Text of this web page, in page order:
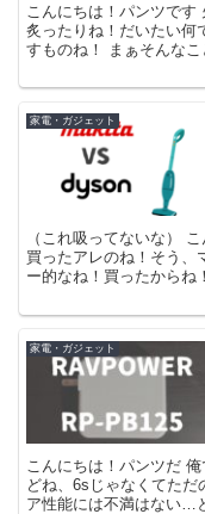
こんにちは！パンツです
炙ったりね！だいたい何
すものね！ まぁそんな
家電・ガジェット
（これ吸ってないな）
買ったアレのね！そう、
ー的なね！買ったからね
家電・ガジェット
こんにちは！パンツだ
どね、6sじゃなくてた
ア性能には不満はない…